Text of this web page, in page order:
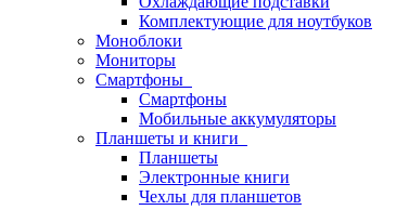
Комплектующие для ноутбуков
Моноблоки
Мониторы
Смартфоны
Смартфоны
Мобильные аккумуляторы
Планшеты и книги
Планшеты
Электронные книги
Чехлы для планшетов